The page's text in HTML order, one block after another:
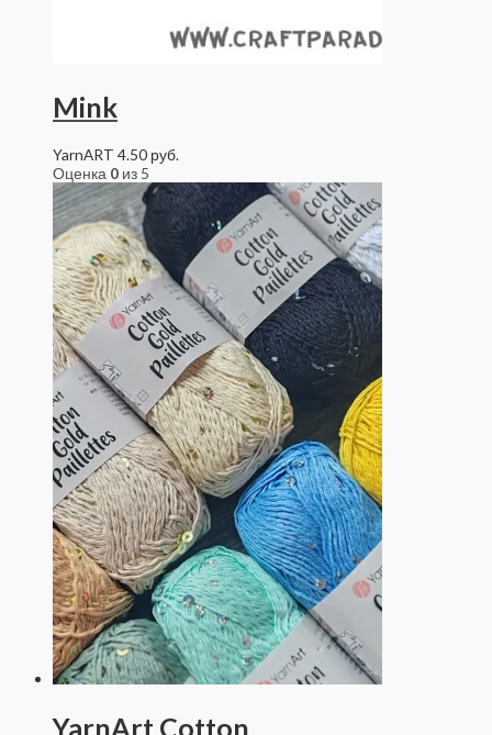
Mink
YarnART 4.50 руб.
Оценка 0 из 5
YarnArt Cotton